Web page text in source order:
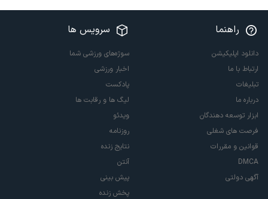
راهنما
دانلود اپلیکیشن
ارتباط با ما
تبلیغات
درباره ما
ابزار توسعه دهندگان
فرصت های شغلی
قوانین و مقررات
DMCA
آگهی دولتی
سرویس ها
سوژه‌های ورزشی شما
اخبار ورزشی
پادکست
لیگ ها و رقابت ها
ویدئو
روزنامه
نتایج زنده
آنتن
پیش بینی
پخش زنده